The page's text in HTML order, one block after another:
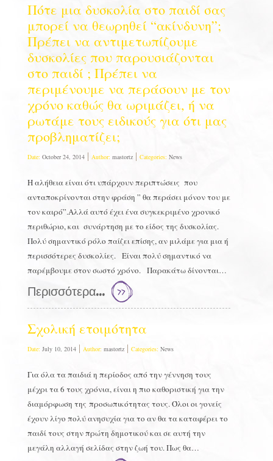
Πότε μια δυσκολία στο παιδί σας
μπορεί να θεωρηθεί “ακίνδυνη”;
Πρέπει να αντιμετωπίζουμε
δυσκολίες που παρουσιάζονται
στο παιδί ; Πρέπει να
περιμένουμε να περάσουν με τον
χρόνο καθώς θα ωριμάζει, ή να
ρωτάμε τους ειδικούς για ότι μας
προβληματίζει;
Date: October 24, 2014 Author: mastortz Categories: News
Η αλήθεια είναι ότι υπάρχουν περιπτώσεις που
ανταποκρίνονται στην φράση ” θα περάσει μόνον του με
τον καιρό”.Αλλά αυτό έχει ένα συγκεκριμένο χρονικό
περιθώριο, και συνάρτηση με το είδος της δυσκολίας.
Πολύ σημαντικό ρόλο παίζει επίσης, αν μιλάμε για μια ή
περισσότερες δυσκολίες. Είναι πολύ σημαντικό να
παρέμβουμε στον σωστό χρόνο. Παρακάτω δίνονται…
Περισσότερα...
Σχολική ετοιμότητα
Date: July 10, 2014 Author: mastortz Categories: News
Για όλα τα παιδιά η περίοδος από την γέννηση τους
μέχρι τα 6 τους χρόνια, είναι η πιο καθοριστική για την
διαμόρφωση της προσωπικότητας τους. Όλοι οι γονείς
έχουν λίγο πολύ ανησυχία για το αν θα τα καταφέρει το
παιδί τους στην πρώτη δημοτικού και σε αυτή την
μεγάλη αλλαγή σελίδας στην ζωή του. Πως θα…